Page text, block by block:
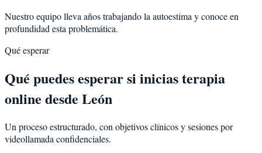
Nuestro equipo lleva años trabajando la autoestima y conoce en
profundidad esta problemática.
Qué esperar
Qué puedes esperar si inicias terapia
online desde León
Un proceso estructurado, con objetivos clínicos y sesiones por
videollamada confidenciales.